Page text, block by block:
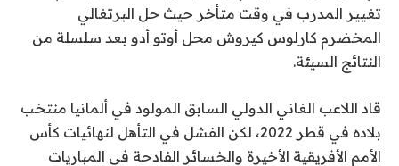
تغيير المدرب في وقت متأخر حيث حل البرتغالي
المخضرم كارلوس كيروش محل أوتو أدو بعد سلسلة من
النتائج السيئة.
قاد اللاعب الغاني الدولي السابق المولود في ألمانيا منتخب
بلاده في قطر 2022، لكن الفشل في التأهل لنهائيات كأس
الأمم الأفريقية الأخيرة والخسائر الفادحة في المباريات